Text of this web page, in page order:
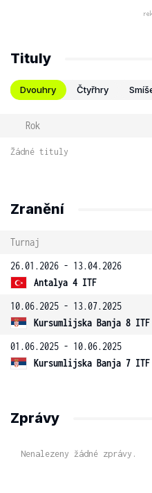
Tituly
Dvouhry Čtyřhry
Rok
Žádné tituly
Zranění
Turnaj
26.01.2026 - 13.04.2026
Antalya 4 ITF
10.06.2025 - 13.07.2025
Kursumlijska Banja 8 ITF
01.06.2025 - 10.06.2025
Kursumlijska Banja 7 ITF
Zprávy
Nenalezeny žádné zprávy.